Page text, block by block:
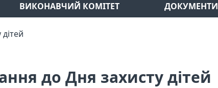
ВИКОНАВЧИЙ КОМІТЕТ ДОКУМЕНТИ
до Дня захисту дітей